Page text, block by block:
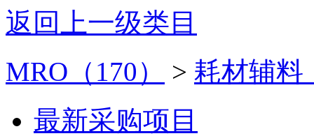
返回上一级类目
MRO（170）
> 耗材辅料
最新采购项目